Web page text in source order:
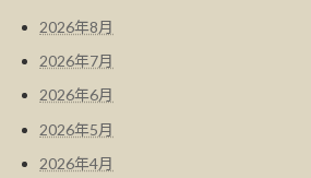
2026年8月
2026年7月
2026年6月
2026年5月
2026年4月